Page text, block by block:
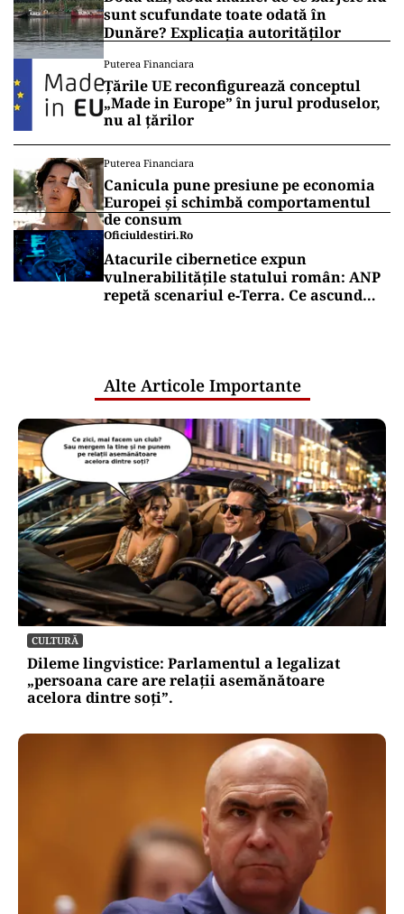
dubioase, gen Bolojan, Nicușor, d-ăștia.
Vrei să fii mereu la curent cu toate știrile? Urmărește
Puterea.ro și pe canalul de WhatsApp
ACTUALITATE
Retter, gata cu 7 luni înainte de termen
pe A0 Nord. Care este situația reală a
descărcărilor
ACTUALITATE
Două azi, două mâine: de ce barjele nu
sunt scufundate toate odată în
Dunăre? Explicația autorităților
nu al țărilor
Puterea Financiara
Canicula pune presiune pe economia
Europei și schimbă comportamentul
de consum
Oficiuldestiri.ro
Atacurile cibernetice expun
vulnerabilitățile statului român: ANP
repetă scenariul e‑Terra. Ce ascund
comunicările oficiale și cine răspunde
pentru mentenanța IT a instituțiilor
publice
Alte Articole Importante
CULTURĂ